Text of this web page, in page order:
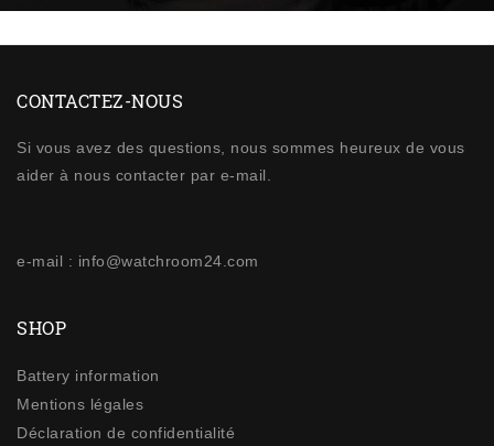
CONTACTEZ-NOUS
Si vous avez des questions, nous sommes heureux de vous
aider à nous contacter par e-mail.
e-mail : info@watchroom24.com
SHOP
Battery information
Mentions légales
Déclaration de confidentialité